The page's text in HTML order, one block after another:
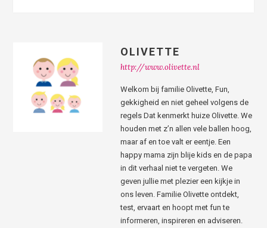
OLIVETTE
http://www.olivette.nl
Welkom bij familie Olivette, Fun,
gekkigheid en niet geheel volgens de
regels Dat kenmerkt huize Olivette. We
houden met z’n allen vele ballen hoog,
maar af en toe valt er eentje. Een
happy mama zijn blije kids en de papa
in dit verhaal niet te vergeten. We
geven jullie met plezier een kijkje in
ons leven. Familie Olivette ontdekt,
test, ervaart en hoopt met fun te
informeren, inspireren en adviseren.